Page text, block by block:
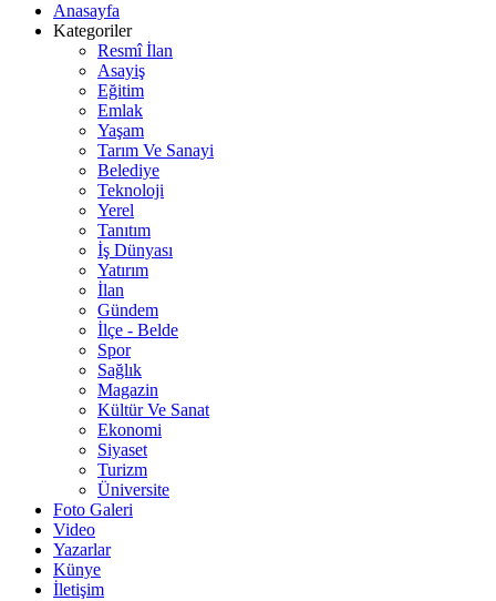
Anasayfa
Kategoriler
Resmî İlan
Asayiş
Eğitim
Emlak
Yaşam
Tarım Ve Sanayi
Belediye
Teknoloji
Yerel
Tanıtım
İş Dünyası
Yatırım
İlan
Gündem
İlçe - Belde
Spor
Sağlık
Magazin
Kültür Ve Sanat
Ekonomi
Siyaset
Turizm
Üniversite
Foto Galeri
Video
Yazarlar
Künye
İletişim